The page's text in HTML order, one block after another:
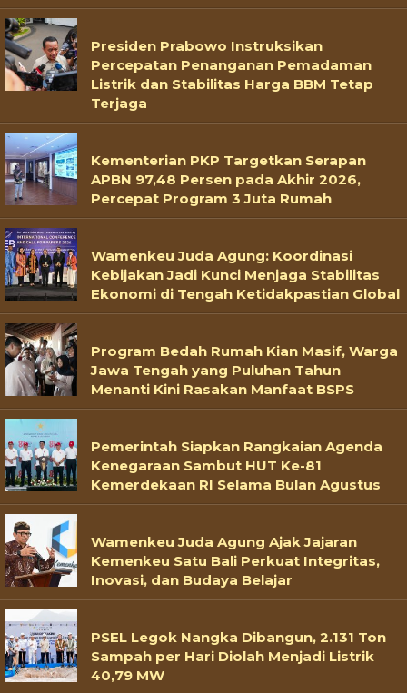
Presiden Prabowo Instruksikan
Percepatan Penanganan Pemadaman
Listrik dan Stabilitas Harga BBM Tetap
Terjaga
Kementerian PKP Targetkan Serapan
APBN 97,48 Persen pada Akhir 2026,
Percepat Program 3 Juta Rumah
Wamenkeu Juda Agung: Koordinasi
Kebijakan Jadi Kunci Menjaga Stabilitas
Ekonomi di Tengah Ketidakpastian Global
Program Bedah Rumah Kian Masif, Warga
Jawa Tengah yang Puluhan Tahun
Menanti Kini Rasakan Manfaat BSPS
Pemerintah Siapkan Rangkaian Agenda
Kenegaraan Sambut HUT Ke-81
Kemerdekaan RI Selama Bulan Agustus
Wamenkeu Juda Agung Ajak Jajaran
Kemenkeu Satu Bali Perkuat Integritas,
Inovasi, dan Budaya Belajar
PSEL Legok Nangka Dibangun, 2.131 Ton
Sampah per Hari Diolah Menjadi Listrik
40,79 MW